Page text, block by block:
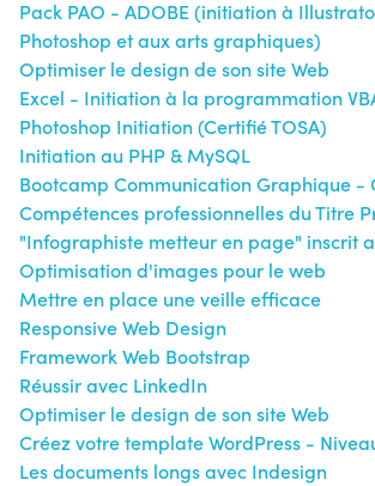
Pack PAO - ADOBE (initiation à
Photoshop et aux arts graphiques)
Optimiser le design de son site Web
Excel - Initiation à la programmation
Photoshop Initiation (Certifié TOSA)
Initiation au PHP & MySQL
Bootcamp Communication Graphique -
Compétences professionnelles du Titre
"Infographiste metteur en page" inscrit
Optimisation d'images pour le web
Mettre en place une veille efficace
Responsive Web Design
Framework Web Bootstrap
Réussir avec LinkedIn
Optimiser le design de son site Web
Créez votre template WordPress -
Les documents longs avec Indesign